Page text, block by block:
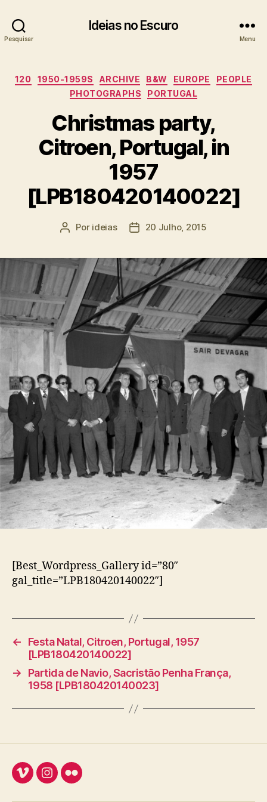
Pesquisar
Ideias no Escuro
Menu
Categorias
120 1950-1959S ARCHIVE B&W EUROPE
PEOPLE
PHOTOGRAPHS
PORTUGAL
Christmas party,
Citroen, Portugal, in
1957
[LPB180420140022]
Autor
Por ideias
Data20 Julho, 2015
[Best_Wordpress_Gallery id=”80″
gal_title=”LPB180420140022″]
←
Festa Natal, Citroen, Portugal, 1957
[LPB180420140022]
→
Partida de Navio, Sacristão Penha França,
1958 [LPB180420140023]
VimeoInstagram
Flickr